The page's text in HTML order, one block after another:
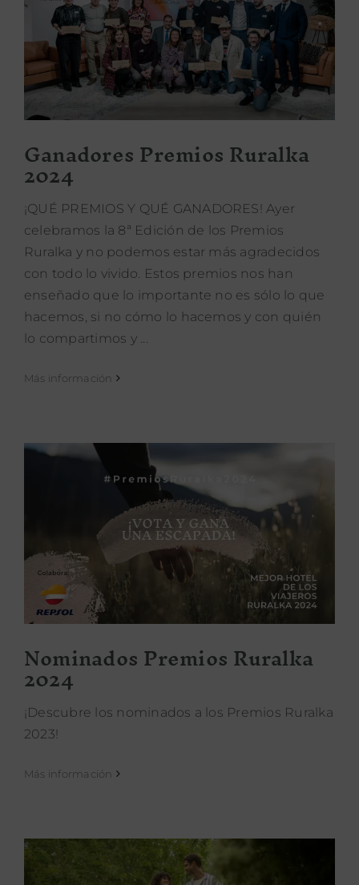
Ganadores Premios Ruralka 2024
Ganadores Premios Ruralka
2024
¡QUÉ PREMIOS Y QUÉ GANADORES! Ayer
celebramos la 8ª Edición de los Premios
Ruralka y no podemos estar más agradecidos
con todo lo vivido. Estos premios nos han
enseñado que lo importante no es sólo lo que
hacemos, si no cómo lo hacemos y con quién
lo compartimos y ...
Más información
Nominados Premios Ruralka 2024
Nominados Premios Ruralka
2024
¡Descubre los nominados a los Premios Ruralka
2023!
Más información